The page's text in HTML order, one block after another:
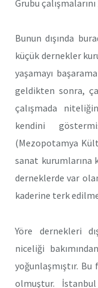
Grubu
Bunun dışında
küçük dernekler
yaşamayı
geldikten sonra,
çalışmada
kendini
(Mezopotamya
sanat kurumlarına
derneklerde var
kaderine terk
Yöre dernekleri
niceliği
yoğunlaşmıştır.
olmuştur. İstanbul